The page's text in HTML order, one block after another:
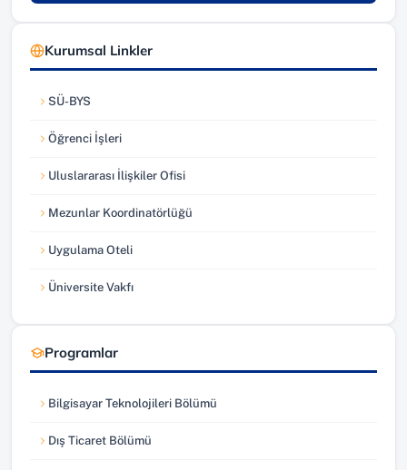
Kurumsal Linkler
SÜ-BYS
(yeni sekmede açılır)
Öğrenci İşleri
(yeni sekmede açılır)
Uluslararası İlişkiler Ofisi
(yeni sekmede açılır)
Mezunlar Koordinatörlüğü
(yeni sekmede açılır)
Uygulama Oteli
(yeni sekmede açılır)
Üniversite Vakfı
(yeni sekmede açılır)
Programlar
Bilgisayar Teknolojileri Bölümü
Dış Ticaret Bölümü